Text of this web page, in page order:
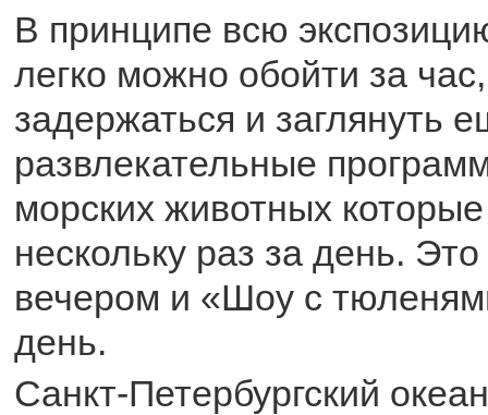
В принципе всю
легко можно обойти за
задержаться и заглянуть
развлекательные
морских животных
нескольку раз за день.
вечером и «Шоу с
день.
Санкт-Петербургский